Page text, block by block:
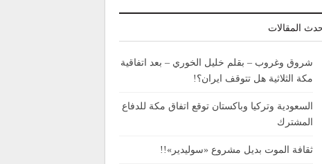
المقالات
شروق وغروب – بقلم خليل الخوري – بعد اتفاقية
مكة الثلاثية هل تتوقف ايران؟!
السعودية وتركيا وباكستان توقع اتفاق مكة للدفاع
المشترك
ثقافة الموت بديل مشروع «سوليدير»!!